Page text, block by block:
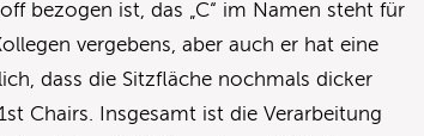
bezogen ist, das „C“ im Namen steht für
vergebens, aber auch er hat eine
dass die Sitzfläche nochmals dicker
Chairs. Insgesamt ist die Verarbeitung